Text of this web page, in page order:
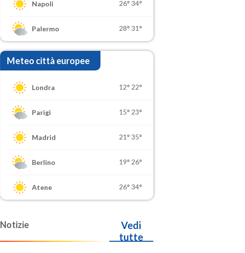
Napoli 26° 34°
Palermo 28° 31°
Meteo città europee
Londra 12° 22°
Parigi 15° 23°
Madrid 21° 35°
Berlino 19° 26°
Atene 26° 34°
Notizie
Vedi
tutte